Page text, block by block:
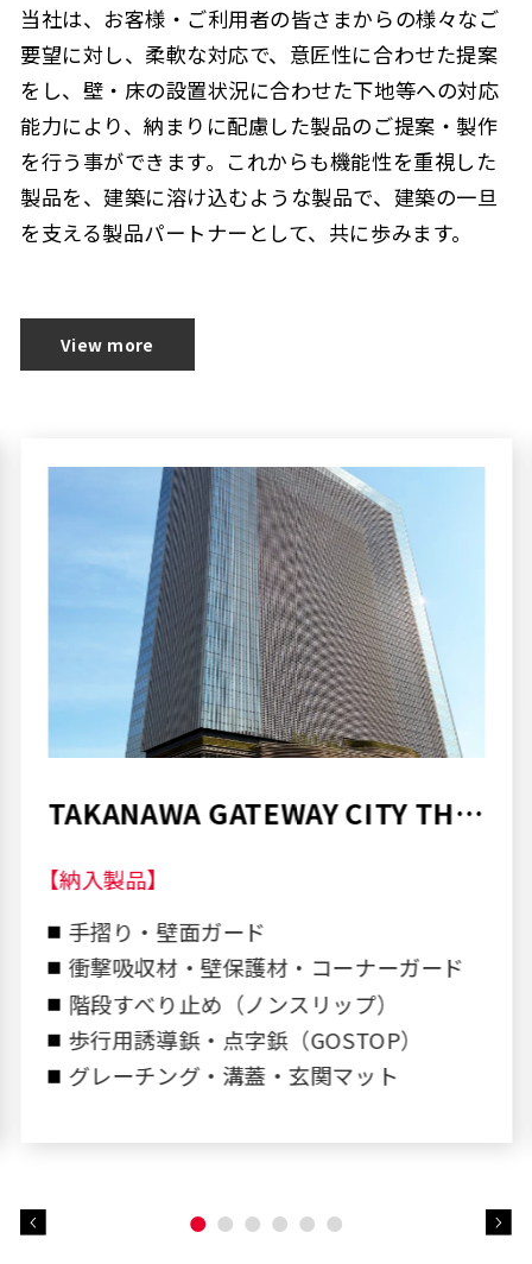
当社は、お客様・ご利用者の皆さまからの様々なご
要望に対し、柔軟な対応で、意匠性に合わせた提案
をし、壁・床の設置状況に合わせた下地等への対応
能力により、納まりに配慮した製品のご提案・製作
を行う事ができます。これからも機能性を重視した
製品を、建築に溶け込むような製品で、建築の一旦
を支える製品パートナーとして、共に歩みます。
View more
某公共施設
【納入製品】
手摺り・壁面ガード